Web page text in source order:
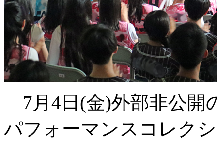
7月4日(金)外部非公開
パフォーマンスコレク